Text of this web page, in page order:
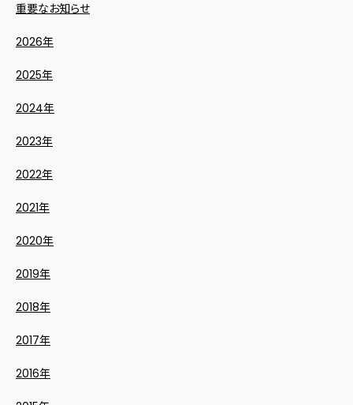
重要なお知らせ
2026年
2025年
2024年
2023年
2022年
2021年
2020年
2019年
2018年
2017年
2016年